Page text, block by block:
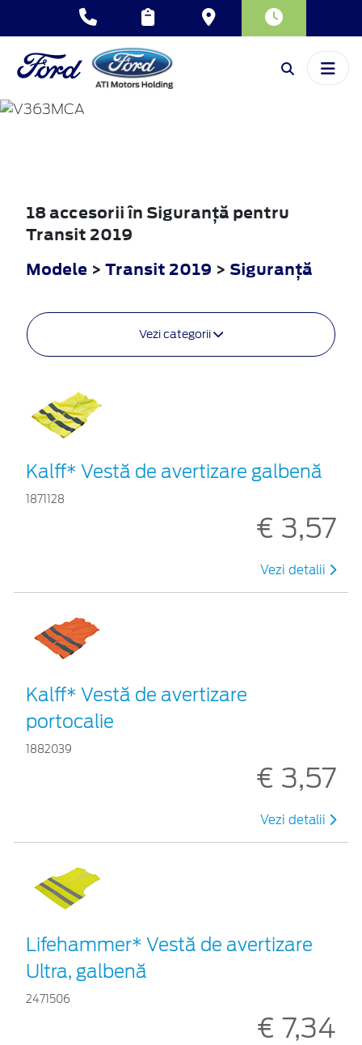
TRANSIT
18 accesorii în Siguranţă pentru
Transit 2019
Modele > Transit 2019 > Siguranţă
Vezi categorii
Kalff* Vestă de avertizare galbenă
1871128
€ 3,57
Vezi detalii
Kalff* Vestă de avertizare
portocalie
1882039
€ 3,57
Vezi detalii
Lifehammer* Vestă de avertizare
Ultra, galbenă
2471506
€ 7,34